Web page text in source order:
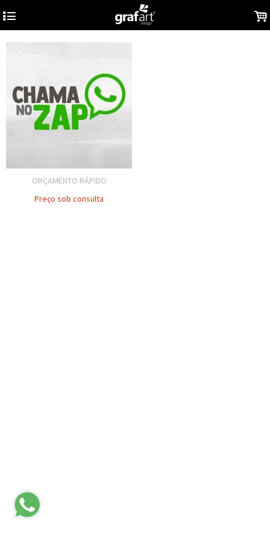
4 .
ORÇAMENTO RÁPIDO
Preço sob consulta